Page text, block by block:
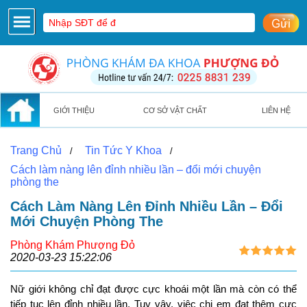
GIỚI THIỆU CƠ SỞ VẬT CHẤT LIÊN HỆ
Trang Chủ / Tin Tức Y Khoa /
Cách làm nàng lên đỉnh nhiều lần – đổi mới chuyện
phòng the
Cách Làm Nàng Lên Đỉnh Nhiều Lần – Đổi
Mới Chuyện Phòng The
Phòng Khám Phượng Đỏ
2020-03-23 15:22:06
Nữ giới không chỉ đạt được cực khoái một lần mà còn có thể
tiếp tục lên đỉnh nhiều lần. Tuy vậy, việc chị em đạt thêm cực